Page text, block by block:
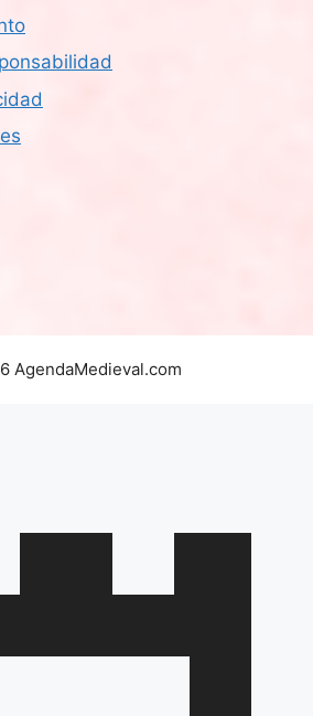
AgendaMedieval.com